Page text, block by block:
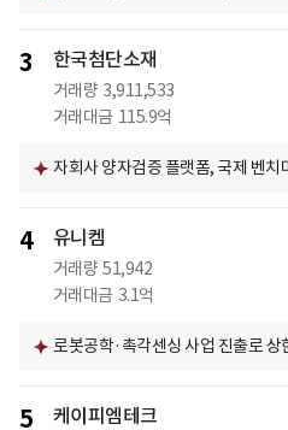
3 한국첨단소재
거래량 3,911,533
거래대금 115.9억
자회사 양자검증 플랫폼, 국제 벤치
4 유니켐
거래량 51,942
거래대금 3.1억
로봇공학·촉각센싱 사업 진출로 상
5 케이피엠테크